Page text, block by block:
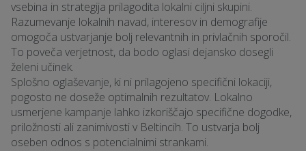
vsebina in strategija prilagodita lokalni ciljni skupini.
Razumevanje lokalnih navad, interesov in demografije
omogoča ustvarjanje bolj relevantnih in privlačnih sporočil.
To poveča verjetnost, da bodo oglasi dejansko dosegli
želeni učinek.
Splošno oglaševanje, ki ni prilagojeno specifični lokaciji,
pogosto ne doseže optimalnih rezultatov. Lokalno
usmerjene kampanje lahko izkoriščajo specifične dogodke,
priložnosti ali zanimivosti v Beltincih. To ustvarja bolj
oseben odnos s potencialnimi strankami.